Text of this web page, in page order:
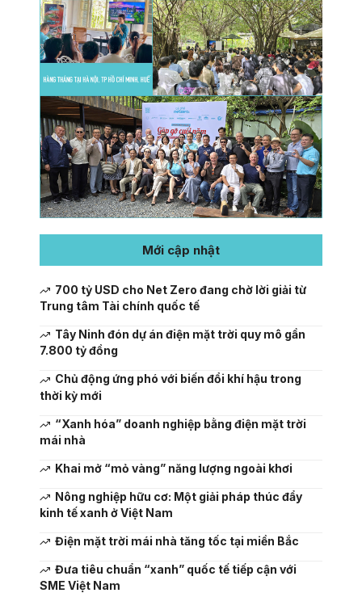
Mới cập nhật
700 tỷ USD cho Net Zero đang chờ lời giải từ
Trung tâm Tài chính quốc tế
Tây Ninh đón dự án điện mặt trời quy mô gần
7.800 tỷ đồng
Chủ động ứng phó với biến đổi khí hậu trong
thời kỳ mới
“Xanh hóa” doanh nghiệp bằng điện mặt trời
mái nhà
Khai mở “mỏ vàng” năng lượng ngoài khơi
Nông nghiệp hữu cơ: Một giải pháp thúc đẩy
kinh tế xanh ở Việt Nam
Điện mặt trời mái nhà tăng tốc tại miền Bắc
Đưa tiêu chuẩn “xanh” quốc tế tiếp cận với
SME Việt Nam